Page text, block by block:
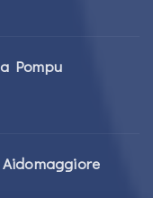
Pompu